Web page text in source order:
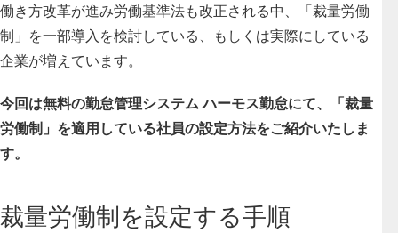
働き方改革が進み労働基準法も改正される中、「裁量労働
制」を一部導入を検討している、もしくは実際にしている
企業が増えています。
今回は無料の勤怠管理システム ハーモス勤怠にて、「裁量
労働制」を適用している社員の設定方法をご紹介いたしま
す。
裁量労働制を設定する手順